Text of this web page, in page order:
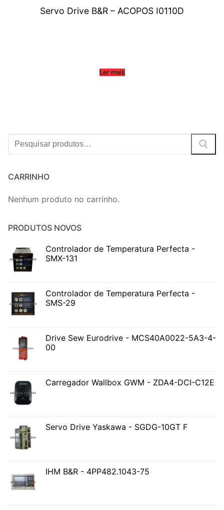
Servo Drive B&R – ACOPOS I0110D
Ler mais
Procurar:
CARRINHO
Nenhum produto no carrinho.
PRODUTOS NOVOS
Controlador de Temperatura Perfecta -
SMX-131
Controlador de Temperatura Perfecta -
SMS-29
Drive Sew Eurodrive - MCS40A0022-5A3-4-
00
Carregador Wallbox GWM - ZDA4-DCI-C12E
Servo Drive Yaskawa - SGDG-10GT F
IHM B&R - 4PP482.1043-75